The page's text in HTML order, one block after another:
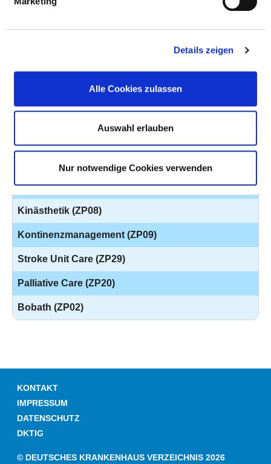
Details zeigen
Alle Cookies zulassen
Auswahl erlauben
Nur notwendige Cookies verwenden
Qualitätsmanagement (ZP13)
Stomamanagement (ZP15)
Wundmanagement (ZP16)
Deeskalationstraining (ZP24)
Kinästhetik (ZP08)
Kontinenzmanagement (ZP09)
Stroke Unit Care (ZP29)
Palliative Care (ZP20)
Bobath (ZP02)
© DEUTSCHES KRANKENHAUS VERZEICHNIS 2026
KONTAKT
IMPRESSUM
DATENSCHUTZ
DKTIG